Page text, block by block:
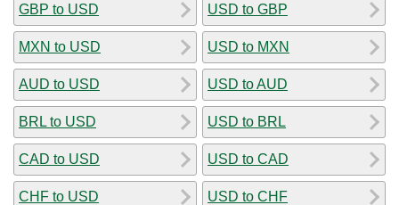
GBP to USD
MXN to USD
AUD to USD
BRL to USD
CAD to USD
CHF to USD
USD to GBP
USD to MXN
USD to AUD
USD to BRL
USD to CAD
USD to CHF